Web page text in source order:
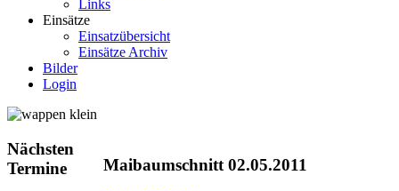
Links
Einsätze
Einsatzübersicht
Einsätze Archiv
Bilder
Login
Maibaumschnitt 02.05.2011
Nächsten
Termine